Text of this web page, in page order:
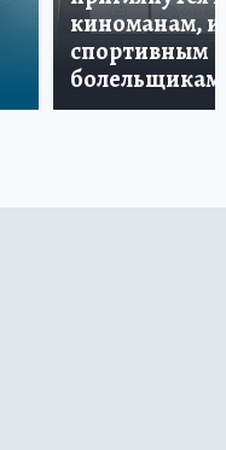
киноманам, и
спортивным
болельщикам